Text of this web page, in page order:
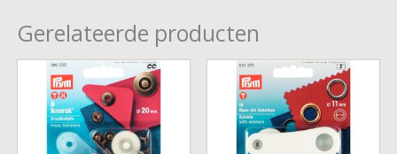
Gerelateerde producten